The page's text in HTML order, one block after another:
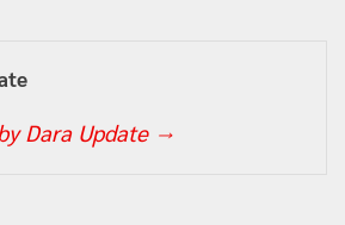
Dara Update →